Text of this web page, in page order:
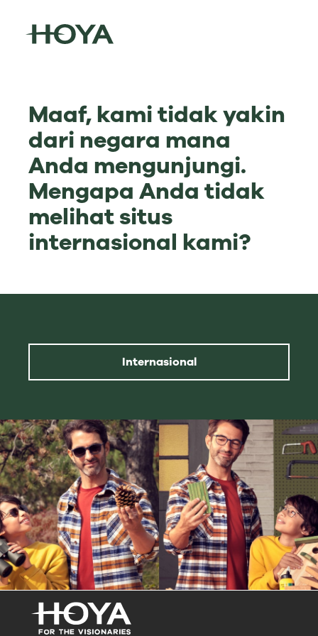
Maaf, kami tidak yakin
dari negara mana
Anda mengunjungi.
Mengapa Anda tidak
melihat situs
internasional kami?
Internasional